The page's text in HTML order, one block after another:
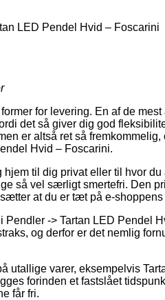
LED Pendel Hvid – Foscarini
for levering. En af de mest
det så giver dig god
er altså ret så
Hvid – Foscarini.
til dig privat eller til hvor du
så vel særligt smertefri. Den
at du er tæt på e-shoppens
-> Tartan LED Pendel
og derfor er det nemlig
utallige varer, eksempelvis
forinden et fastslået
får fri.